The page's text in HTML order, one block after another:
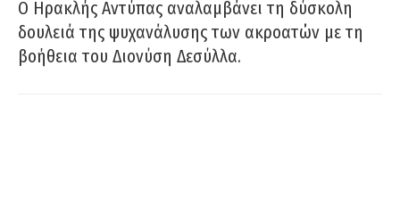
Ο Ηρακλής Αντύπας αναλαμβάνει τη δύσκολη
δουλειά της ψυχανάλυσης των ακροατών με τη
βοήθεια του Διονύση Δεσύλλα.